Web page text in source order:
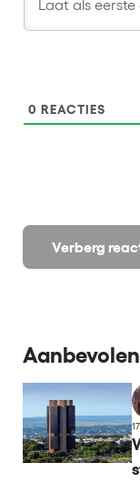
Verberg
0 REACTIES
Aanbevolen